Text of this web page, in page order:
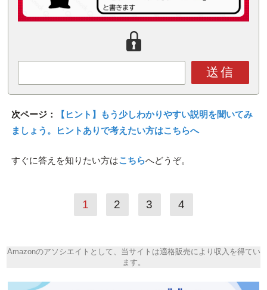
送信
次ページ：
【ヒント】もう少しわかりやすい説明を聞いてみ
ましょう。ヒントありで考えたい方はこちらへ
すぐに答えを知りたい方はこちらへどうぞ。
1 2 3 4
Amazonのアソシエイトとして、当サイトは適格販売により収入を得てい
ます。